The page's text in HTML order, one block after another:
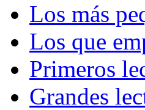
Los más
Los que
Primeros
Grandes